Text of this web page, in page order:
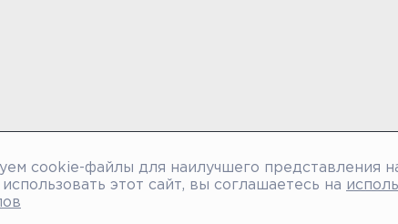
cookie-файлы для наилучшего представления
этот сайт, вы соглашаетесь на